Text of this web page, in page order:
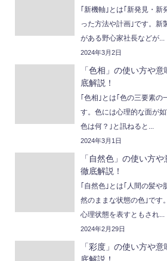
｢新機軸｣とは｢新発見・新
った方法や計画｣です。新
がある野心家社長などが...
2024年3月2日
「色相」の使い方や
底解説！
｢色相｣とは｢色の三要素の
す。色には心理的な面が
色は何？｣と訊ねると...
2024年3月1日
「自然色」の使い方
徹底解説！
｢自然色｣とは｢人間の髪や
然のままな状態の色｣です
心理状態を表すともされ...
2024年2月29日
「彩度」の使い方や